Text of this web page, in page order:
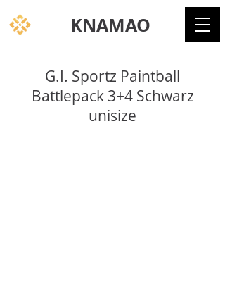
KNAMAO
G.I. Sportz Paintball
Battlepack 3+4 Schwarz
unisize